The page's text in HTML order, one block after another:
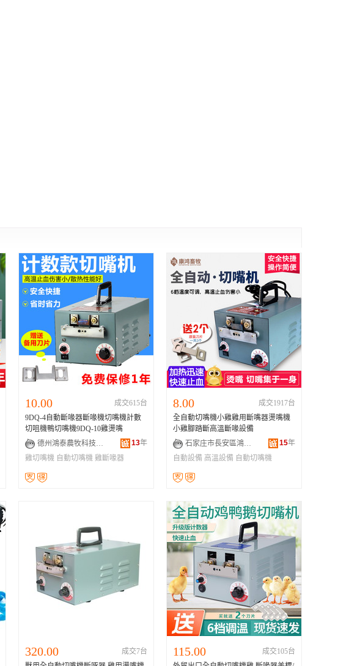
10.00
成交615台
9DQ-4自動斷喙器斷喙機切嘴機計數
切咀機鴨切嘴機9DQ-10雞燙嘴
德州鴻泰農牧科技有限公司
13年
雞切嘴機 自動切嘴機 雞斷喙器
8.00
成交1917台
全自動切嘴機小雞雞用斷嘴器燙嘴機
小雞腳踏斷高溫斷喙設備
石家庄市長安區鴻康獸用器械批發部
15年
自動設備 高溫設備 自動切嘴機
320.00
成交7台
115.00
成交105台